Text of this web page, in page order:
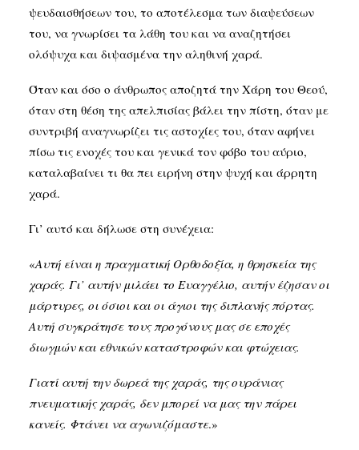
ψευδαισθήσεων του, το αποτέλεσμα των διαψεύσεων
του, να γνωρίσει τα λάθη του και να αναζητήσει
ολόψυχα και διψασμένα την αληθινή χαρά.
Όταν και όσο ο άνθρωπος αποζητά την Χάρη του Θεού,
όταν στη θέση της απελπισίας βάλει την πίστη, όταν με
συντριβή αναγνωρίζει τις αστοχίες του, όταν αφήνει
πίσω τις ενοχές του και γενικά τον φόβο του αύριο,
καταλαβαίνει τι θα πει ειρήνη στην ψυχή και άρρητη
χαρά.
Γι’ αυτό και δήλωσε στη συνέχεια:
«Αυτή είναι η πραγματική Ορθοδοξία, η θρησκεία της
χαράς. Γι’ αυτήν μιλάει το Ευαγγέλιο, αυτήν έζησαν οι
μάρτυρες, οι όσιοι και οι άγιοι της διπλανής πόρτας.
Αυτή συγκράτησε τους προγόνους μας σε εποχές
διωγμών και εθνικών καταστροφών και φτώχειας.
Γιατί αυτή την δωρεά της χαράς, της ουράνιας
πνευματικής χαράς, δεν μπορεί να μας την πάρει
κανείς. Φτάνει να αγωνιζόμαστε.»